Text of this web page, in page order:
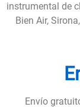
instrumental de
Bien Air,
Envío